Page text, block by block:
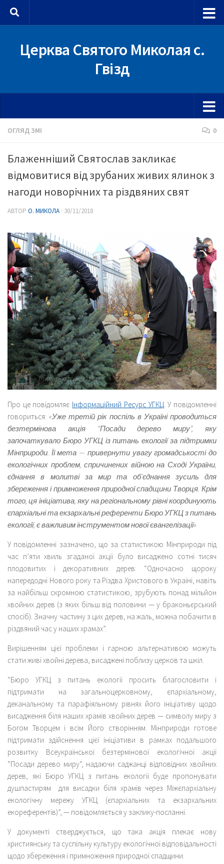
Skip to content
Церква Святого Миколая с.
Гвізд
ОГЛЯД ЗМІ 0
Блаженніший Святослав закликає
відмовитися від зрубаних живих ялинок з
нагоди новорічних та різдвяних свят
АВТОР О. МИКОЛА · 30/11/2018
Про це повідомляє Інформаційний Ресурс УГКЦ. У повідомленні
говориться:«Уже третій рік поспіль в Україні проводиться
безтермінова акція “Посади дерево миру”, яку
започаткувало Бюро УГКЦ із питань екології за підтримки
Мінприроди. Її мета — привернути увагу громадськості до
екологічних проблем, спричинених війною на Сході України,
єднання в молитві за мир та об’єднання зусиль для
збереження і примноження природної спадщини Творця. Крім
того, ця ініціатива, яку на регіональному рівні координують
єпархіальні та екзархальні референти Бюро УГКЦ з питань
екології, є важливим інструментом нової євангелізації»
У повідомленні зазначено, що за статистикою Мінприроди під
час п’яти хвиль згаданої акції було висаджено сотні тисяч
плодовитих і декоративних дерев: “Одночасно щороку
напередодні Нового року та Різдва Христового в Україні, навіть
за найбільш скромною статистикою, зрубують понад мільйон
хвойних дерев (з яких більш від половини — у браконьєрський
спосіб). Значну частину з цих дерев, на жаль, можна побачити в
різдвяний час у наших храмах”.
Вирішенням цієї проблеми і гарною альтернативою можуть
стати живі хвойні дерева, висаджені поблизу церков та шкіл.
“Бюро УГКЦ з питань екології просить благословити і
підтримати на загальноцерковному, єпархіальному,
деканальному та парафіяльному рівнях його ініціативу щодо
висадження біля наших храмів хвойних дерев — символу миру з
Богом Творцем і всім Його створінням. Мінприроди готове
підтримати здійснення цієї ініціативи в рамках подальшого
розвитку Всеукраїнської безтермінової екологічної акції
“Посади дерево миру”, надаючи саджанці відповідних хвойних
дерев, які Бюро УГКЦ з питань екології буде пропонувати
душпастирям для висадки біля храмів через Міжєпархіальну
екологічну мережу УГКЦ (єпархіальних та екзархальних
екореферентів)”, — повідомляється у заклику-посланні.
У документі стверджується, що така акція плекає нову
християнську та суспільну культуру екологічної відповідальності
щодо збереження і примноження природної спадщини.